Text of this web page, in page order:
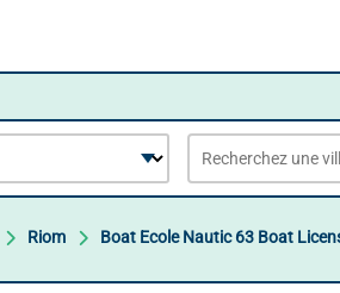
Riom Boat Ecole Nautic 63 Boat